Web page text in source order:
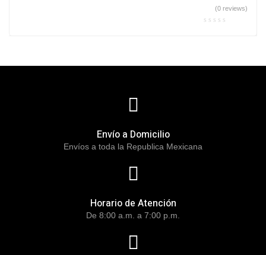
(0 reviews)
Envío a Domicilio
Envíos a toda la Republica Mexicana
Horario de Atención
De 8:00 a.m. a 7:00 p.m.